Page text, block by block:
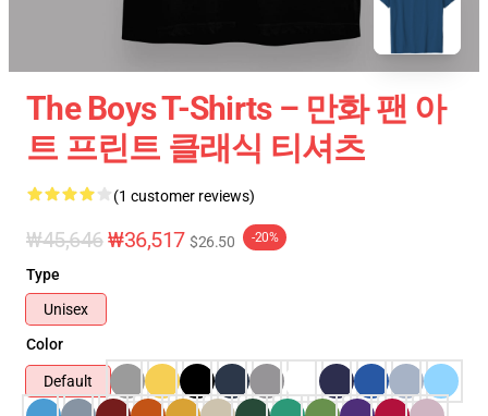
The Boys T-Shirts – 만화 팬 아
트 프린트 클래식 티셔츠
(1 customer reviews)
₩45,646₩36,517 $26.50 -20%
Type
Unisex
Color
Default